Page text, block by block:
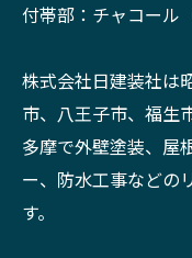
付帯部：チャコール（
株式会社日建装社は
市、八王子市、福生
多摩で外壁塗装、屋
ー、防水工事などの
す。